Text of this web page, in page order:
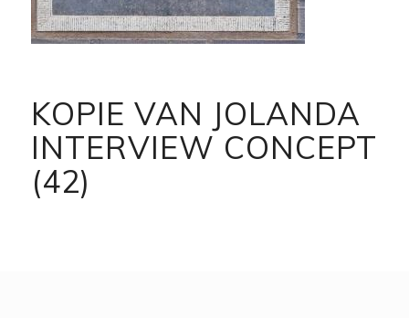
KOPIE VAN JOLANDA
INTERVIEW CONCEPT
(42)